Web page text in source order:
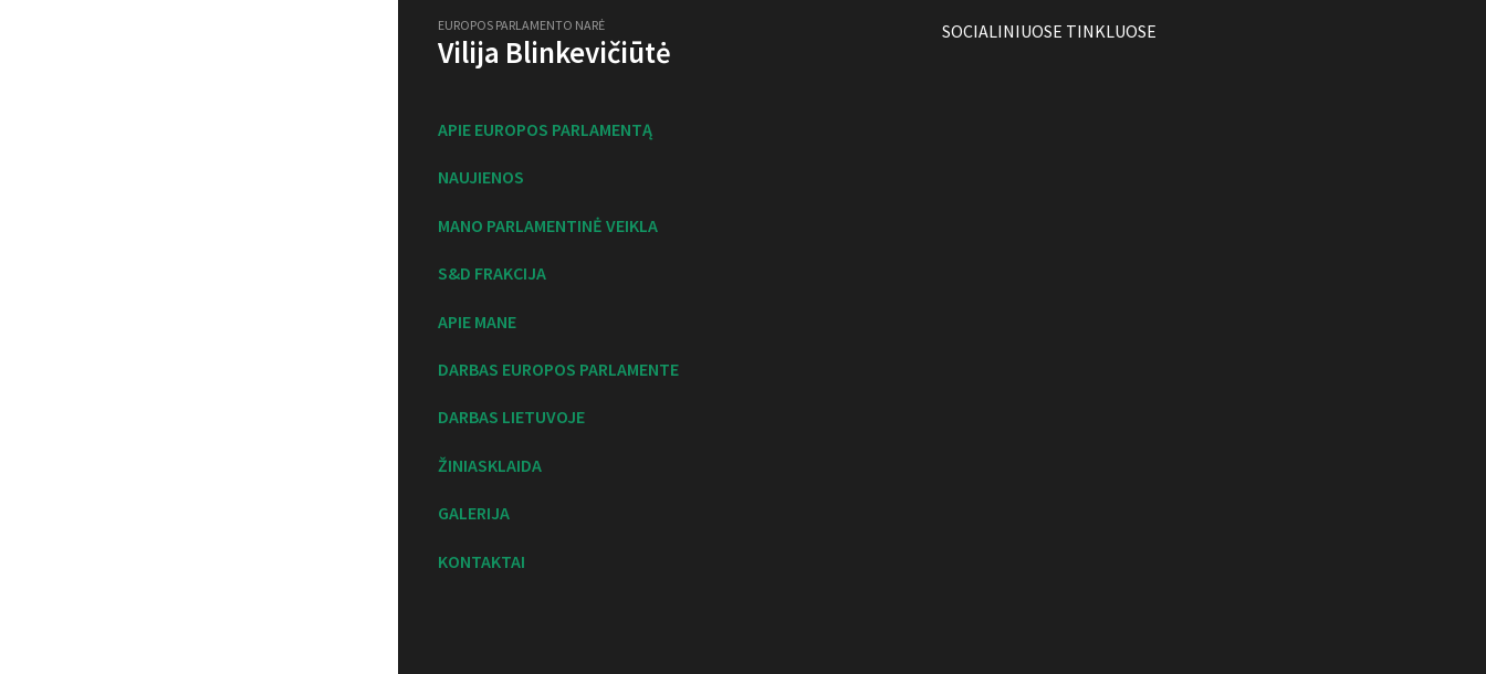
EUROPOS PARLAMENTO NARĖ
Vilija Blinkevičiūtė
APIE EUROPOS PARLAMENTĄ
NAUJIENOS
MANO PARLAMENTINĖ VEIKLA
S&D FRAKCIJA
APIE MANE
DARBAS EUROPOS PARLAMENTE
DARBAS LIETUVOJE
ŽINIASKLAIDA
GALERIJA
KONTAKTAI
SOCIALINIUOSE TINKLUOSE